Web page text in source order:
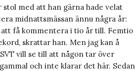
stol med att han gärna hade velat
midnattsmässan ännu några år:
att få kommentera i tio år till. Femtio
skrattar han. Men jag kan å
vill se till att någon tar över
och inte klarar det här. Sedan